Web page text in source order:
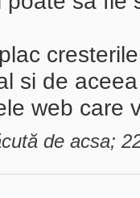
si de
web care
de acsa;